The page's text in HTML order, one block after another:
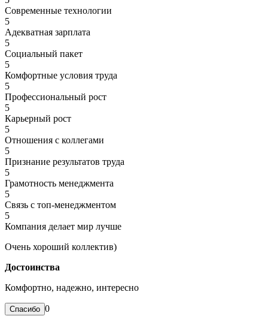
Современные технологии
5
Адекватная зарплата
5
Социальный пакет
5
Комфортные условия труда
5
Профессиональный рост
5
Карьерный рост
5
Отношения с коллегами
5
Признание результатов труда
5
Грамотность менеджмента
5
Связь с топ-менеджментом
5
Компания делает мир лучше
Очень хороший коллектив)
Достоинства
Комфортно, надежно, интересно
0